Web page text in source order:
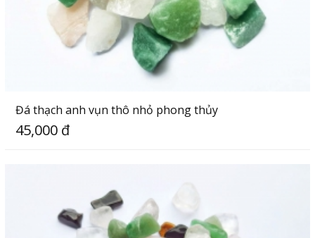
Đá thạch anh vụn thô nhỏ phong thủy
45,000 đ